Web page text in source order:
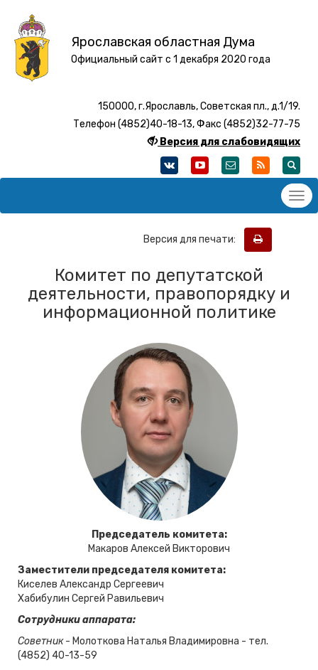
Ярославская областная Дума
Официальный сайт с 1 декабря 2020 года
150000, г.Ярославль, Советская пл., д.1/19.
Телефон (4852)40-18-13, Факс (4852)32-77-75
Версия для слабовидящих
Версия для печати:
Комитет по депутатской
деятельности, правопорядку и
информационной политике
Председатель комитета:
Макаров Алексей Викторович
Заместители председателя комитета:
Киселев Александр Сергеевич
Хабибулин Сергей Равильевич
Сотрудники аппарата:
Советник- Молоткова Наталья Владимировна - тел.
(4852) 40-13-59